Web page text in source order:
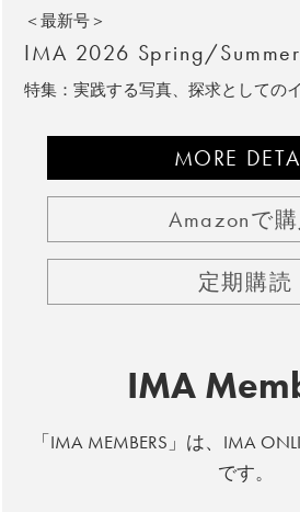
＜最新号＞
IMA 2026 Spring/
特集：実践する写真、探求としての
MORE
Amazonで購
定期購読
IMA
「IMA MEMBERS」は、IMA
です。